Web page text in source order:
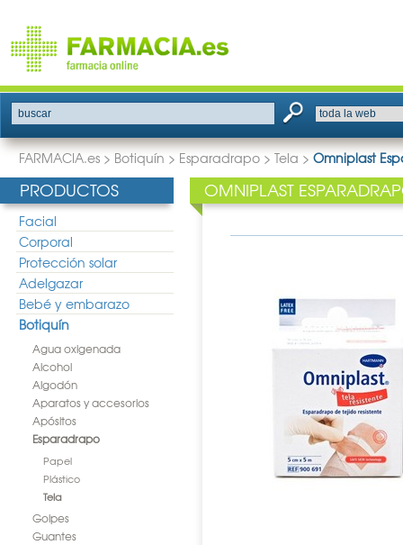
buscar
FARMACIA.es > Botiquín > Esparadrapo > Tela > Omniplast
PRODUCTOS
Facial
Corporal
Protección solar
Adelgazar
Bebé y embarazo
Botiquín
Agua oxigenada
Alcohol
Algodón
Aparatos y accesorios
Apósitos
Esparadrapo
Papel
Plástico
Tela
Golpes
Guantes
OMNIPLAST